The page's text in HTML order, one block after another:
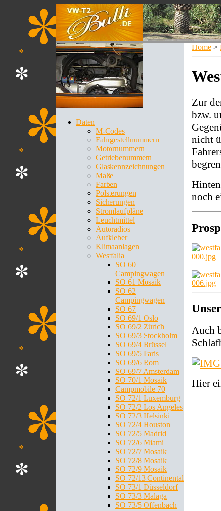
Daten
M-Codes
Fahrgestellnummern
Motornummern
Getriebenummern
Glaskennzeichnungen
Maße
Farben
Polsterungen
Sicherungen
Stromlaufpläne
Leuchtmittel
Autoradios
Aufkleber
Klimaanlagen
Westfalia
SO 60
Campingwagen
SO 61 Mosaik
SO 62
Campingwagen
SO 67
SO 69/1 Oslo
SO 69/2 Zürich
SO 69/3 Stockholm
SO 69/4 Brüssel
SO 69/5 Paris
SO 69/6 Rom
SO 69/7 Amsterdam
SO 70/1 Mosaik
Campmobile 70
SO 72/1 Luxemburg
SO 72/2 Los Angeles
SO 72/3 Helsinki
SO 72/4 Houston
SO 72/5 Madrid
SO 72/6 Miami
SO 72/7 Mosaik
SO 72/8 Mosaik
SO 72/9 Mosaik
SO 72/13 Continental
SO 73/1 Düsseldorf
SO 73/3 Malaga
SO 73/5 Offenbach
Home >
Zur
bzw.
nicht
noch
Auch
Hier